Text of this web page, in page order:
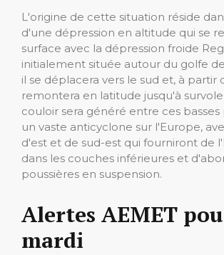
L'origine de cette situation réside
d'une dépression en altitude qui se
surface avec la dépression froide
initialement située autour du golfe
il se déplacera vers le sud et, à partir
remontera en latitude jusqu'à
couloir sera généré entre ces basses
un vaste anticyclone sur l'Europe,
d'est et de sud-est qui fourniront de
dans les couches inférieures et
poussières en suspension.
Alertes AEMET
mardi